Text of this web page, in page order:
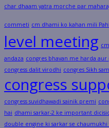
char dhaam yatra morche par
commeti cm dhami ko kahan mili
level meeting
andaza congres bhavan me harda
congress dalit virodhi congres Sikh
congress
congress suvidhawadi sainik premi
hai dhami sarkar-2 ke important
double engine ki sarkar se chaumukhi